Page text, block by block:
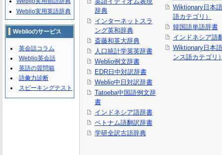
辞典
インターネットスラ
ング英和辞典
斎藤和英大辞典
人口統計学英英辞書
Weblio例文辞書
EDR日中対訳辞書
Weblio中日対訳辞書
Tatoeba中国語例文辞
書
インドネシア語辞書
ベトナム語翻訳辞書
学研全訳古語辞典
Wiktionary日本
語カテゴリ）
韓国語単語辞書
インドネシア語
Wiktionary日本
ンス語カテゴリ
Weblio実用英語辞典
Weblioのサービス
英会話コラム
Weblio英会話
英語の質問箱
語彙力診断
スピーキングテスト